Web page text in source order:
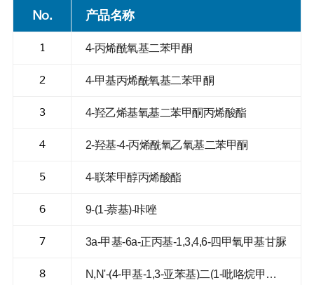
No.
产品名称
1 4-丙烯酰氧基二苯甲酮
2 4-甲基丙烯酰氧基二苯甲酮
3 4-羟乙烯基氧基二苯甲酮丙烯酸酯
4 2-羟基-4-丙烯酰氧乙氧基二苯甲酮
5 4-联苯甲醇丙烯酸酯
6 9-(1-萘基)-咔唑
7 3a-甲基-6a-正丙基-1,3,4,6-四甲氧甲基甘脲
8
N,N'-(4-甲基-1,3-亚苯基)二(1-吡咯烷甲酰